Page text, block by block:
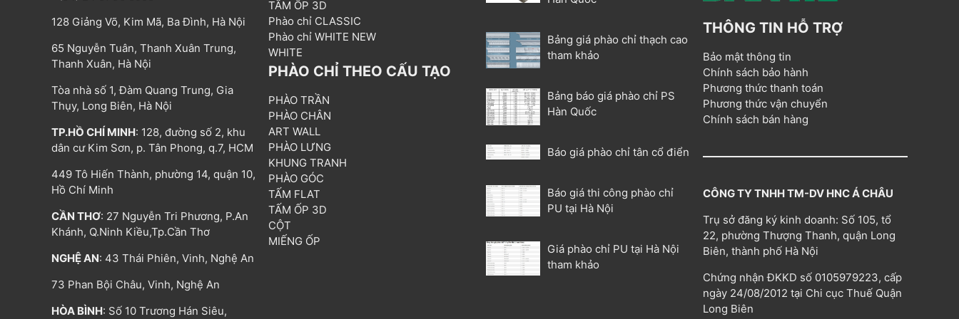
128 Giảng Võ, Kim Mã, Ba Đình, Hà Nội
65 Nguyễn Tuân, Thanh Xuân Trung,
Thanh Xuân, Hà Nội
Tòa nhà số 1, Đàm Quang Trung, Gia
Thụy, Long Biên, Hà Nội
TP.HỒ CHÍ MINH: 128, đường số 2, khu
dân cư Kim Sơn, p. Tân Phong, q.7, HCM
449 Tô Hiến Thành, phường 14, quận 10,
Hồ Chí Minh
CẦN THƠ: 27 Nguyễn Tri Phương, P.An
Khánh, Q.Ninh Kiều,Tp.Cần Thơ
NGHỆ AN: 43 Thái Phiên, Vinh, Nghệ An
73 Phan Bội Châu, Vinh, Nghệ An
HÒA BÌNH: Số 10 Trương Hán Siêu,
TẤM ỐP 3D
Phào chỉ CLASSIC
Phào chỉ WHITE NEW
WHITE
PHÀO CHỈ THEO CẤU TẠO
PHÀO TRẦN
PHÀO CHÂN
ART WALL
PHÀO LƯNG
KHUNG TRANH
PHÀO GÓC
TẤM FLAT
TẤM ỐP 3D
CỘT
MIẾNG ỐP
Bảng giá phào chỉ thạch cao
tham khảo
Bảng báo giá phào chỉ PS
Hàn Quốc
Báo giá phào chỉ tân cổ điển
Báo giá thi công phào chỉ
PU tại Hà Nội
Giá phào chỉ PU tại Hà Nội
tham khảo
THÔNG TIN HỖ TRỢ
Bảo mật thông tin
Chính sách bảo hành
Phương thức thanh toán
Phương thức vận chuyển
Chính sách bán hàng
CÔNG TY TNHH TM-DV HNC Á CHÂU
Trụ sở đăng ký kinh doanh: Số 105, tổ
22, phường Thượng Thanh, quận Long
Biên, thành phố Hà Nội
Chứng nhận ĐKKD số 0105979223, cấp
ngày 24/08/2012 tại Chi cục Thuế Quận
Long Biên